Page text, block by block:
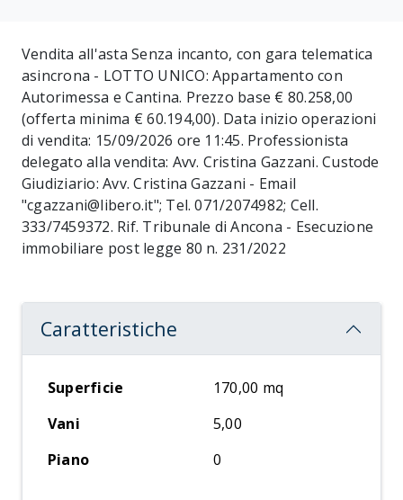
Vendita all'asta Senza incanto, con gara telematica
asincrona - LOTTO UNICO: Appartamento con
Autorimessa e Cantina. Prezzo base € 80.258,00
(offerta minima € 60.194,00). Data inizio operazioni
di vendita: 15/09/2026 ore 11:45. Professionista
delegato alla vendita: Avv. Cristina Gazzani. Custode
Giudiziario: Avv. Cristina Gazzani - Email
"cgazzani@libero.it"; Tel. 071/2074982; Cell.
333/7459372. Rif. Tribunale di Ancona - Esecuzione
immobiliare post legge 80 n. 231/2022
Caratteristiche
Superficie
170,00 mq
Vani
5,00
Piano
0